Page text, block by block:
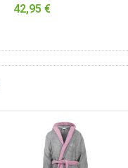
aus Frottee - OEKO-
TEX® 100 Rosa
42,95 €